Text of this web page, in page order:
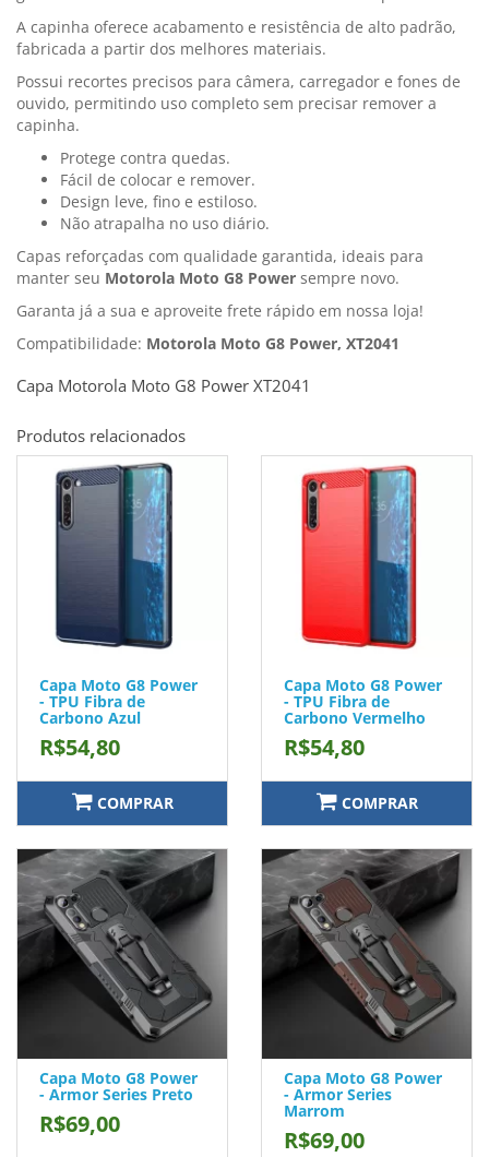
A capinha oferece acabamento e resistência de alto padrão,
fabricada a partir dos melhores materiais.
Possui recortes precisos para câmera, carregador e fones de
ouvido, permitindo uso completo sem precisar remover a
capinha.
Protege contra quedas.
Fácil de colocar e remover.
Design leve, fino e estiloso.
Não atrapalha no uso diário.
Capas reforçadas com qualidade garantida, ideais para
manter seu Motorola Moto G8 Power sempre novo.
Garanta já a sua e aproveite frete rápido em nossa loja!
Compatibilidade: Motorola Moto G8 Power, XT2041
Capa Motorola Moto G8 Power XT2041
Produtos relacionados
Capa Moto G8 Power
- TPU Fibra de
Carbono Azul
R$54,80
COMPRAR
Capa Moto G8 Power
- TPU Fibra de
Carbono Vermelho
R$54,80
COMPRAR
Capa Moto G8 Power
- Armor Series Preto
R$69,00
Capa Moto G8 Power
- Armor Series
Marrom
R$69,00